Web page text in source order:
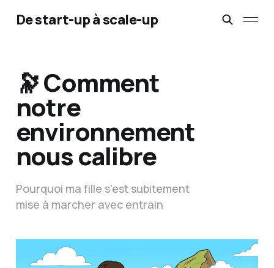
De start-up à scale-up
🔭 Comment
notre
environnement
nous calibre
Pourquoi ma fille s'est subitement
mise à marcher avec entrain